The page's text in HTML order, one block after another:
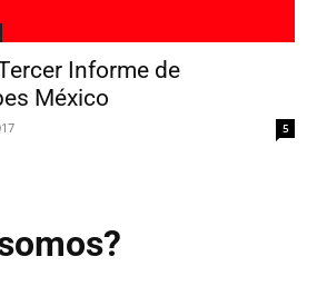
Informe de
México
5